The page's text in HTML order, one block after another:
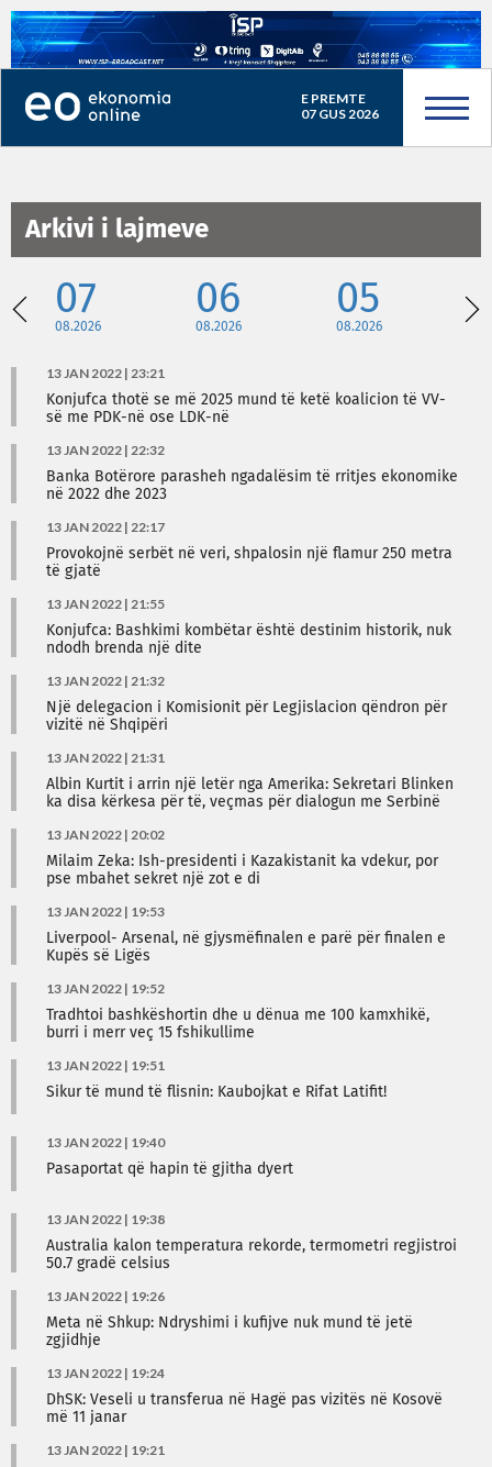
E PREMTE
07 GUS 2026
Arkivi i lajmeve
07
08.2026
06
08.2026
05
08.2026
13 JAN 2022 | 23:21
Konjufca thotë se më 2025 mund të ketë koalicion të VV-
së me PDK-në ose LDK-në
13 JAN 2022 | 22:32
Banka Botërore parasheh ngadalësim të rritjes ekonomike
në 2022 dhe 2023
13 JAN 2022 | 22:17
Provokojnë serbët në veri, shpalosin një flamur 250 metra
të gjatë
13 JAN 2022 | 21:55
Konjufca: Bashkimi kombëtar është destinim historik, nuk
ndodh brenda një dite
13 JAN 2022 | 21:32
Një delegacion i Komisionit për Legjislacion qëndron për
vizitë në Shqipëri
13 JAN 2022 | 21:31
Albin Kurtit i arrin një letër nga Amerika: Sekretari Blinken
ka disa kërkesa për të, veçmas për dialogun me Serbinë
13 JAN 2022 | 20:02
Milaim Zeka: Ish-presidenti i Kazakistanit ka vdekur, por
pse mbahet sekret një zot e di
13 JAN 2022 | 19:53
Liverpool- Arsenal, në gjysmëfinalen e parë për finalen e
Kupës së Ligës
13 JAN 2022 | 19:52
Tradhtoi bashkëshortin dhe u dënua me 100 kamxhikë,
burri i merr veç 15 fshikullime
13 JAN 2022 | 19:51
Sikur të mund të flisnin: Kaubojkat e Rifat Latifit!
13 JAN 2022 | 19:40
Pasaportat që hapin të gjitha dyert
13 JAN 2022 | 19:38
Australia kalon temperatura rekorde, termometri regjistroi
50.7 gradë celsius
13 JAN 2022 | 19:26
Meta në Shkup: Ndryshimi i kufijve nuk mund të jetë
zgjidhje
13 JAN 2022 | 19:24
DhSK: Veseli u transferua në Hagë pas vizitës në Kosovë
më 11 janar
13 JAN 2022 | 19:21